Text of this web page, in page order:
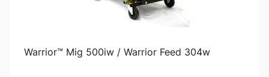
Warrior™ Mig 500iw / Warrior Feed 304w